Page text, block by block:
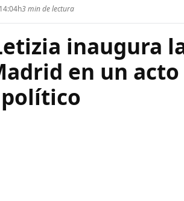
3 min de lectura
inaugura
en un